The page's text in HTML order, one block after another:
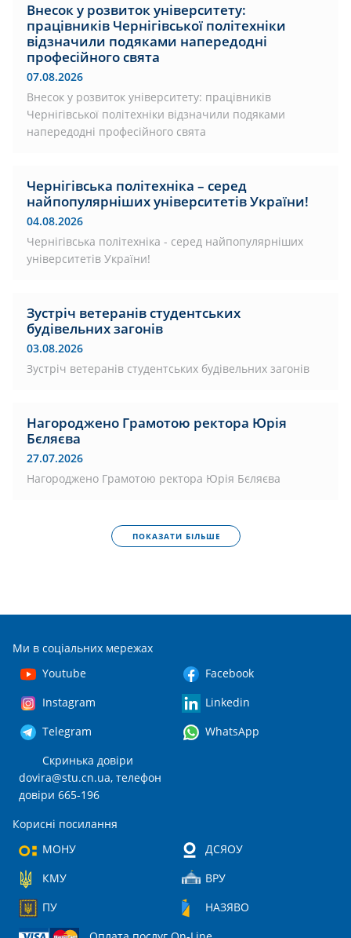
Внесок у розвиток університету:
працівників Чернігівської політехніки
відзначили подяками напередодні
професійного свята
07.08.2026
Внесок у розвиток університету: працівників
Чернігівської політехніки відзначили подяками
напередодні професійного свята
Чернігівська політехніка – серед
найпопулярніших університетів України!
04.08.2026
Чернігівська політехніка - серед найпопулярніших
університетів України!
Зустріч ветеранів студентських
будівельних загонів
03.08.2026
Зустріч ветеранів студентських будівельних загонів
Нагороджено Грамотою ректора Юрія
Бєляєва
27.07.2026
Нагороджено Грамотою ректора Юрія Бєляєва
ПОКАЗАТИ БІЛЬШЕ
Ми в соціальних мережах
Youtube
Facebook
Instagram
Linkedin
Telegram
WhatsApp
Скринька довіри
dovira@stu.cn.ua, телефон
довіри 665-196
Корисні посилання
МОНУ
ДСЯОУ
КМУ
ВРУ
ПУ
НАЗЯВО